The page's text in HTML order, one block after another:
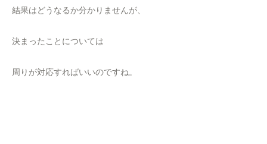
結果はどうなるか分かりませんが、
決まったことについては
周りが対応すればいいのですね。